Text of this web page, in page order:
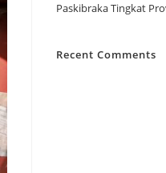
Paskibraka Tingkat
Recent Comments